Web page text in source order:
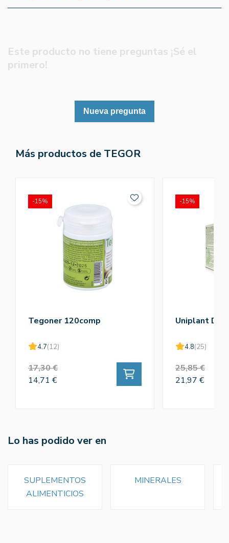
Este producto no tiene preguntas ¡Sé el
primero!
Nueva pregunta
Más productos de TEGOR
Tegoner 120comp
4.7(12)
17,30 €
14,71 €
-15%
Uniplant
4.8(25)
25,85 €
21,97 €
-15%
Lo has podido ver en
SUPLEMENTOS
ALIMENTICIOS
MINERALES